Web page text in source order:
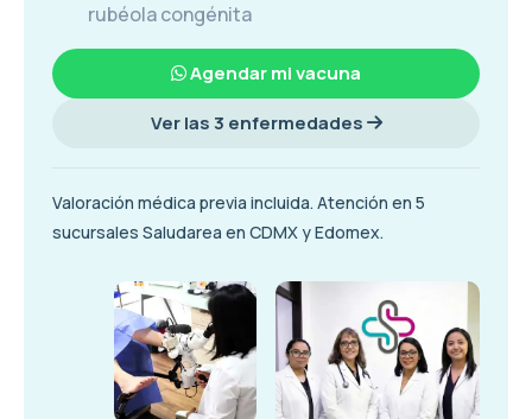
rubéola congénita
Agendar mi vacuna
Ver las 3 enfermedades
Valoración médica previa incluida. Atención en 5
sucursales Saludarea en CDMX y Edomex.